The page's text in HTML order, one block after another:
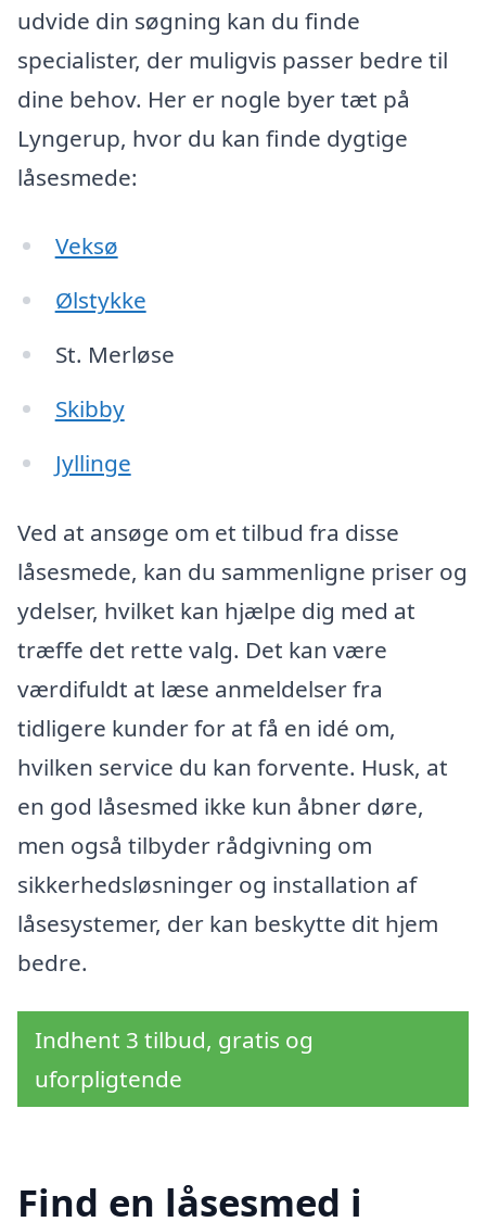
udvide din søgning kan du finde
specialister, der muligvis passer bedre til
dine behov. Her er nogle byer tæt på
Lyngerup, hvor du kan finde dygtige
låsesmede:
Veksø
Ølstykke
St. Merløse
Skibby
Jyllinge
Ved at ansøge om et tilbud fra disse
låsesmede, kan du sammenligne priser og
ydelser, hvilket kan hjælpe dig med at
træffe det rette valg. Det kan være
værdifuldt at læse anmeldelser fra
tidligere kunder for at få en idé om,
hvilken service du kan forvente. Husk, at
en god låsesmed ikke kun åbner døre,
men også tilbyder rådgivning om
sikkerhedsløsninger og installation af
låsesystemer, der kan beskytte dit hjem
bedre.
Indhent 3 tilbud, gratis og
uforpligtende
Find en låsesmed i